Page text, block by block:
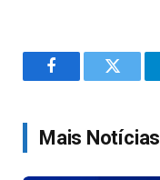
FacebookTwitter
Mais Notícias